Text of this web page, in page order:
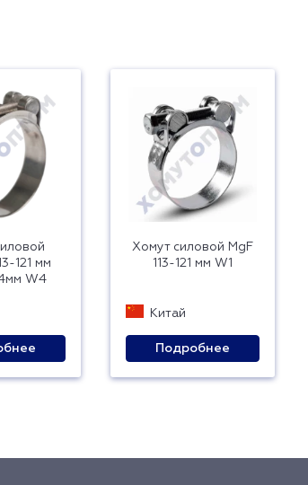
121 мм
W4
Хомут силовой MgF
113-121 мм W1
Китай
Подробнее